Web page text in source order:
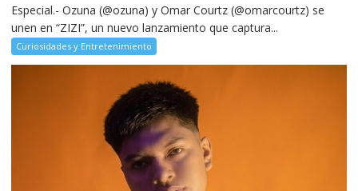
Especial.- Ozuna (@ozuna) y Omar Courtz (@omarcourtz) se
unen en “ZIZI”, un nuevo lanzamiento que captura...
Curiosidades y Entretenimiento